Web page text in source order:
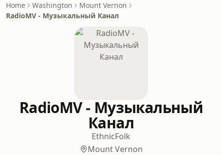
Home Washington
Mount Vernon
RadioMV - Музыкальный Канал
RadioMV - Музыкальный
Канал
EthnicFolk
Mount Vernon